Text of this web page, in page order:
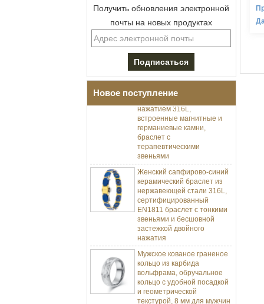
Получить обновления электронной
почты на новых продуктах
Новое поступление
Мужской браслет I-Links из
нержавеющей стали 304 с
черным цирконием,
керамика,
раскладывающаяся
застежка с двойным
встроенные магнитные и
германиевые камни,
браслет с
терапевтическими
звеньями
Женский сапфирово-синий
керамический браслет из
нержавеющей стали 316L,
сертифицированный
EN1811 браслет с тонкими
звеньями и бесшовной
застежкой двойного
нажатия
Мужское кованое граненое
кольцо из карбида
вольфрама, обручальное
кольцо с удобной посадкой
и геометрической
текстурой, 8 мм для мужчин